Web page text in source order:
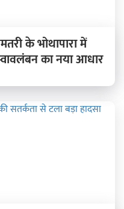
के भोथापारा में
का नया आधार